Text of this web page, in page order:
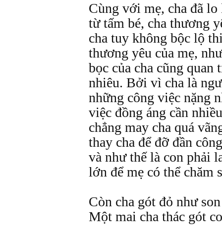
Cùng với mẹ, cha đã lo
từ tấm bé, cha thương
cha tuy không bộc lộ
thương yêu của mẹ,
bọc của cha cũng quan
nhiêu. Bởi vì cha là
những công việc nặng
việc đồng áng cần
chẳng may cha quá
thay cha để đỡ đần
và như thế là con phải
lớn để mẹ có thể chăm
Còn cha gót đỏ như son
Một mai cha thác gót